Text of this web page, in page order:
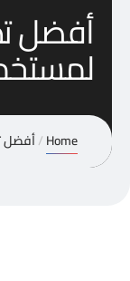
أفضل
Home أفضل